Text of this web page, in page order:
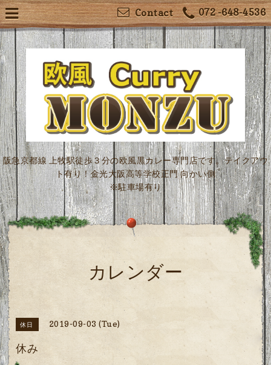
072 -648-4536
Contact
阪急京都線 上牧駅徒歩３分の欧風黒カレー専門店です。テイクアウ
ト有り！金光大阪高等学校正門 向かい側
※駐車場有り
カレンダー
休日 2019-09-03 (Tue)
休み